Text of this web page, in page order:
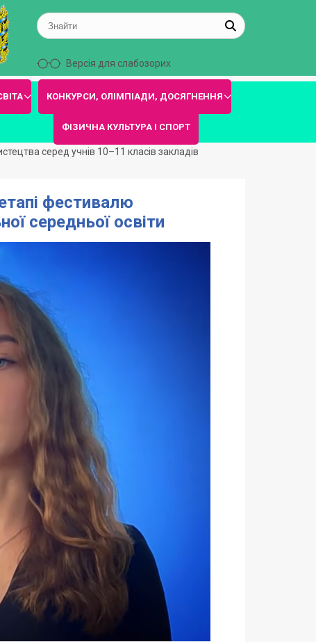
Версія для слабозорих
КОНКУРСИ, ОЛІМПІАДИ, ДОСЯГНЕННЯ
ФІЗИЧНА КУЛЬТУРА І СПОРТ
серед учнів 10–11 класів закладів
фестивалю
середньої освіти